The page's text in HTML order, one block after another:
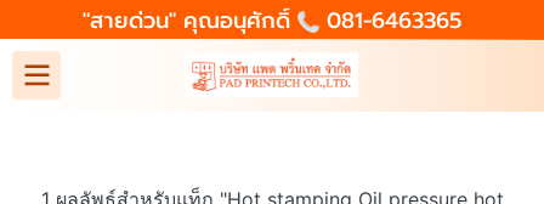
"สายด่วน" คุณอนุศักดิ์ 081-6463365
1 ผลลัพธ์สำหรับแท็ก "Hot stamping Oil pressure hot